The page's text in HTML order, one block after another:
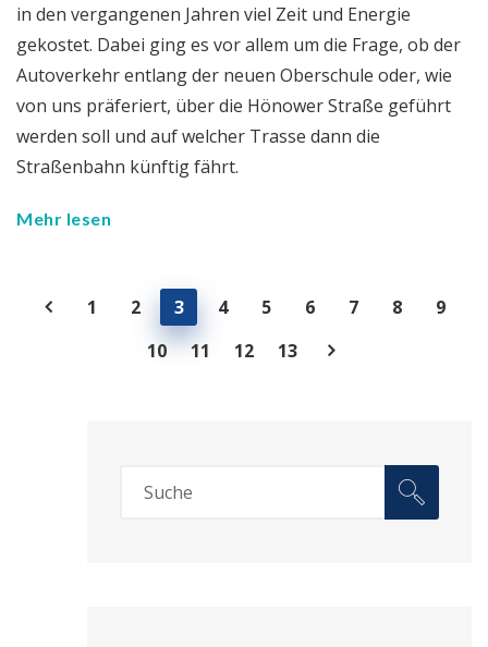
in den vergangenen Jahren viel Zeit und Energie
gekostet. Dabei ging es vor allem um die Frage, ob der
Autoverkehr entlang der neuen Oberschule oder, wie
von uns präferiert, über die Hönower Straße geführt
werden soll und auf welcher Trasse dann die
Straßenbahn künftig fährt.
Mehr lesen
1 2 3 4 5 6 7 8
9
10
11 12 13